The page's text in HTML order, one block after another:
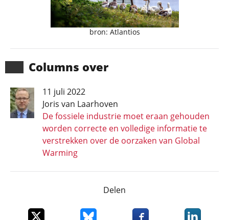
bron: Atlantios
Columns over
11 juli 2022
Joris van Laarhoven
De fossiele industrie moet eraan gehouden
worden correcte en volledige informatie te
verstrekken over de oorzaken van Global
Warming
Delen
Deel dit item op XDeel dit item op Bluesky
Deel dit item opDeel dit